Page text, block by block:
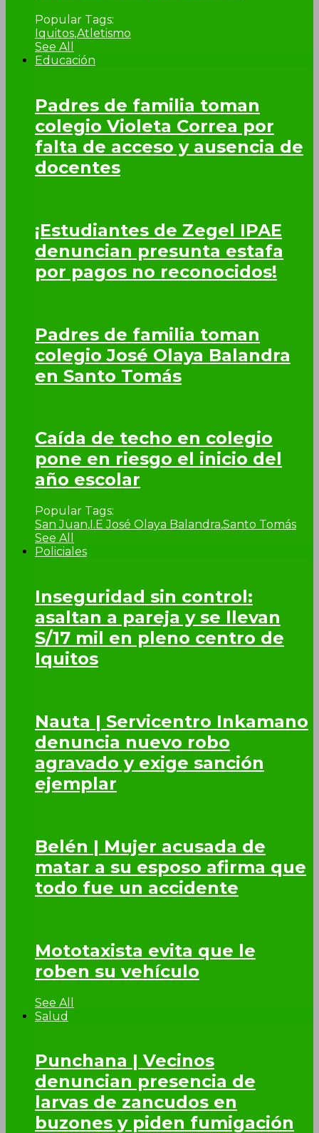
Popular Tags:
Iquitos,Atletismo
See All
Educación
Padres de familia toman
colegio Violeta Correa por
falta de acceso y ausencia de
docentes
¡Estudiantes de Zegel IPAE
denuncian presunta estafa
por pagos no reconocidos!
Padres de familia toman
colegio José Olaya Balandra
en Santo Tomás
Caída de techo en colegio
pone en riesgo el inicio del
año escolar
Popular Tags:
San Juan, I.E José Olaya Balandra,Santo Tomás
See All
Policiales
Inseguridad sin control:
asaltan a pareja y se llevan
S/17 mil en pleno centro de
Iquitos
Nauta | Servicentro Inkamano
denuncia nuevo robo
agravado y exige sanción
ejemplar
Belén | Mujer acusada de
matar a su esposo afirma que
todo fue un accidente
Mototaxista evita que le
roben su vehículo
See All
Salud
Punchana | Vecinos
denuncian presencia de
larvas de zancudos en
buzones y piden fumigación